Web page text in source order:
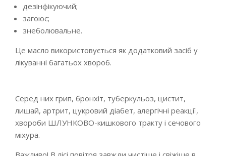
дезінфікуючий;
загоює;
знеболювальне.
Це масло використовується як додатковий засіб у
лікуванні багатьох хвороб.
Серед них грип, бронхіт, туберкульоз, цистит,
лишай, артрит, цукровий діабет, алергічні реакції,
хвороби ШЛУНКОВО-кишкового тракту і сечового
міхура.